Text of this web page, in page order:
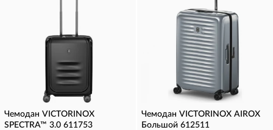
Чемодан VICTORINOX
SPECTRA™ 3.0 611753
Чемодан VICTORINOX AIROX
Большой 612511